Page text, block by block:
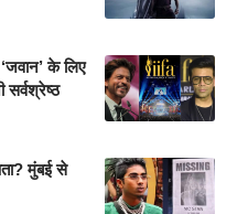
के लिए
सर्वश्रेष्ठ
मुंबई से